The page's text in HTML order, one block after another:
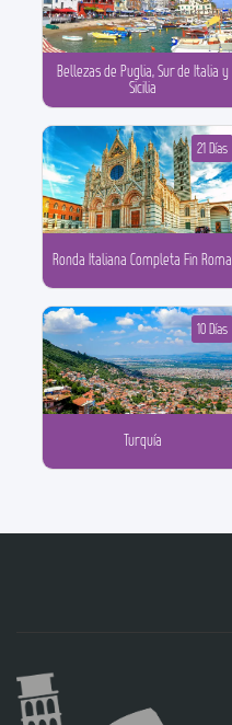
Bellezas de Puglia, Sur de Italia y
Sicilia
Ronda Italiana Completa Fin Roma
21 Días
Turquía
10 Días